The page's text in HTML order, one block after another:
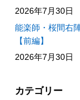
2026年7月30日
能楽師・桜間右
【前編】
2026年7月30日
カテゴリー